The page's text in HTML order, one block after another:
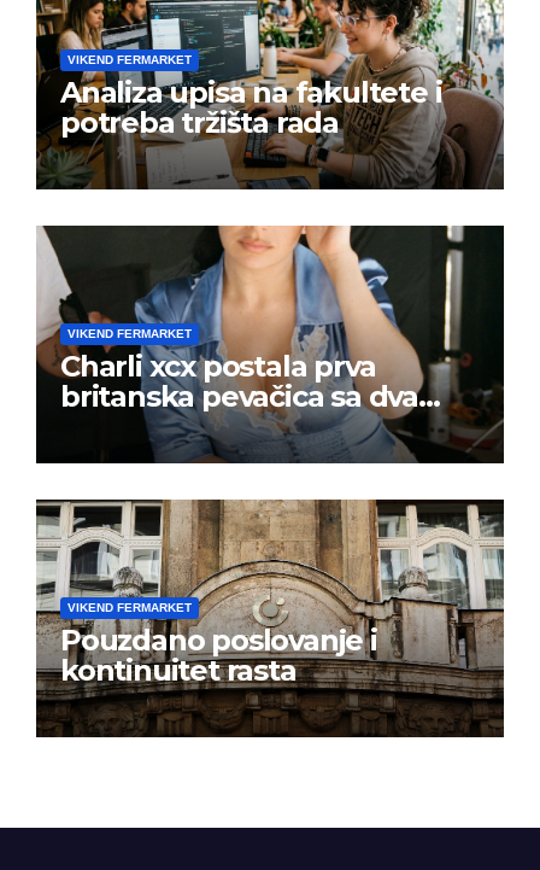
VIKEND FERMARKET
Analiza upisa na fakultete i
potreba tržišta rada
VIKEND FERMARKET
Charli xcx postala prva
britanska pevačica sa dva
albuma na prvom mestu u
istoj kalendarskoj godini
VIKEND FERMARKET
Pouzdano poslovanje i
kontinuitet rasta